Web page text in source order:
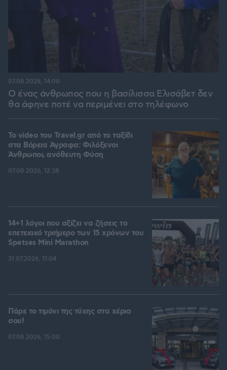
Ο ένας άνθρωπος που η βασίλισσα Ελισάβετ δεν
θα άφηνε ποτέ να περιμένει στο τηλέφωνο
07.08.2026, 14:00
To video του Travel.gr από το ταξίδι
στα Βόρεια Άγραφα: Φιλόξενοι
Άνθρωποι, ανόθευτη Φύση
07.08.2026, 12:38
14+1 λόγοι που αξίζει να ζήσεις το
επετειακό τριήμερο των 15 χρόνων του
Spetses Mini Marathon
31.07.2026, 11:04
Πάρε το τιμόνι της τύχης στα χέρια
σου!
07.08.2026, 15:00